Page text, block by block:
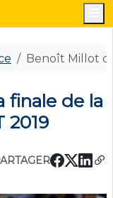
Benoît Millot
finale de la
2019